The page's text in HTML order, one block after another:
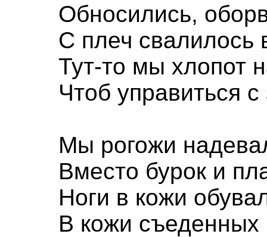
Обносились,
С плеч свалилось
Тут-то мы хлопот
Чтоб управиться
Мы рогожи
Вместо бурок и
Ноги в кожи
В кожи съеденных